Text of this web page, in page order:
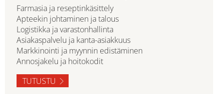
Farmasia ja reseptinkäsittely
Apteekin johtaminen ja talous
Logistikka ja varastonhallinta
Asiakaspalvelu ja kanta-asiakkuus
Markkinointi ja myynnin edistäminen
Annosjakelu ja hoitokodit
TUTUSTU